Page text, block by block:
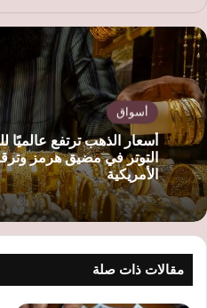
أسواق
أسعار الذهب ترتفع عالميًا
التوتر في مضيق هرمز
الأمريكية
مقالات ذات صلة